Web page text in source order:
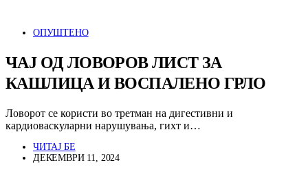
ОПУШТЕНО
ЧАЈ ОД ЛОВОРОВ ЛИСТ ЗА
КАШЛИЦА И ВОСПАЛЕНО ГРЛО
Ловорот се користи во третман на дигестивни и
кардиоваскуларни нарушувања, гихт и…
ЧИТАЈ БЕ
ДЕКЕМВРИ 11, 2024